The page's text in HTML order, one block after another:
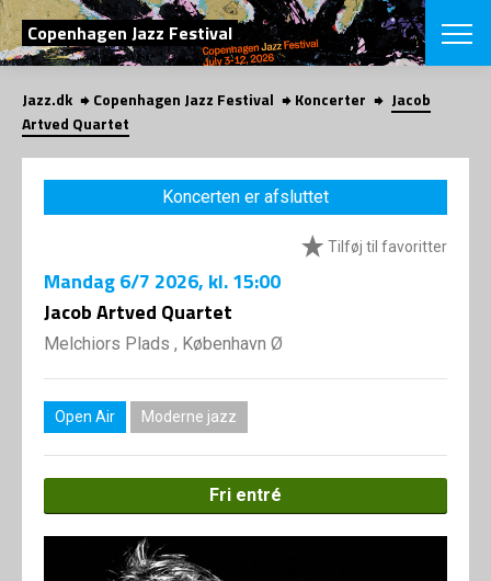
SØG
Copenhagen Jazz Festival
English
VÆLG
VINTERJAZZ
Temaer
LOCATIONS
Om fonden
SHOP
Jazz.dk Copenhagen Jazz Festival Koncerter
Jacob
Artved Quartet
Koncerten er afsluttet
Tilføj til favoritter
Mandag6/7 2026, kl. 15:00
Jacob Artved Quartet
Melchiors Plads , København Ø
Open Air Moderne jazz
Fri entré